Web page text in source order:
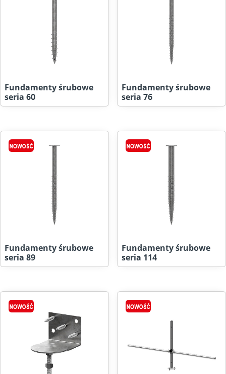
Fundamenty śrubowe
seria 60
Fundamenty śrubowe
seria 76
Fundamenty śrubowe
seria 89
Fundamenty śrubowe
seria 114